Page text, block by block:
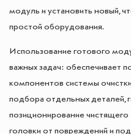
модуль и установить новый,
простой оборудования.
Использование готового
важных задач: обеспечивает
компонентов системы
подбора отдельных деталей,
позиционирование
головки от повреждений и